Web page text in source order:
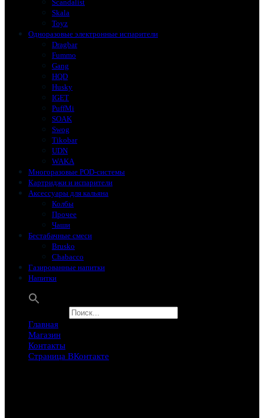
Scandalist
Skala
Toyz
Одноразовые электронные испарители
Dragbar
Fummo
Gang
HQD
Husky
IGET
PuffMi
SOAK
Swog
Tikobar
UDN
WAKA
Многоразовые POD-системы
Картриджи и испарители
Аксессуары для кальяна
Колбы
Прочее
Чаши
Бестабачные смеси
Brusko
Chabacco
Газированные напитки
Напитки
Главная
Магазин
Контакты
Страница ВКонтакте